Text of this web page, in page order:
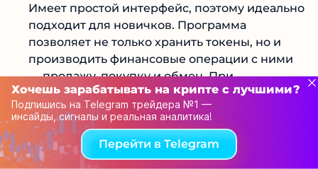
Имеет простой интерфейс, поэтому идеально
подходит для новичков. Программа
позволяет не только хранить токены, но и
производить финансовые операции с ними
— продажу, покупку и обмен. При
пользовании кошельком платить придется
только за операции в сетях. Если связать
Exodus с кошельком Trezor, можно надежно
защитить крупные запасы токенов.
Хочешь зарабатывать на крипте с лучшими?
Подпишись на Telegram трейдера №1 —
инсайды, сигналы и реальная аналитика!
Перейти в Telegram